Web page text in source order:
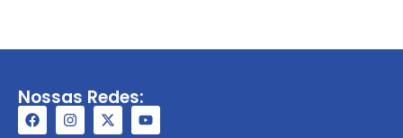
Nossas Redes: